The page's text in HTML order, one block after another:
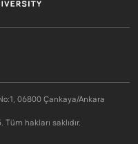
06800 Çankaya/Ankara
hakları saklıdır.